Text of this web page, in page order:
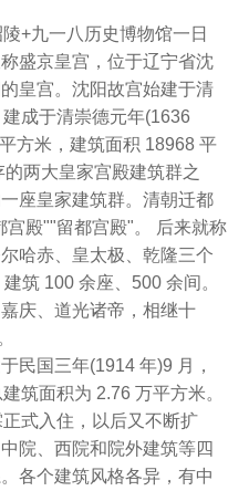
着自己独特的品质
+九一八历史博物馆一日
盛京皇宫，位于辽宁省沈
皇宫。沈阳故宫始建于清
成于清崇德元年(1636
方米，建筑面积 18968 平
两大皇家宫殿建筑群之
座皇家建筑群。清朝迁都
殿""留都宫殿"。 后来就称
哈赤、皇太极、乾隆三个
筑 100 余座、500 余间。
庆、道光诸帝，相继十
民国三年(1914 年)9 月，
筑面积为 2.76 万平方米。
式入住，以后又不断扩
院、西院和院外建筑等四
各个建筑风格各异，有中